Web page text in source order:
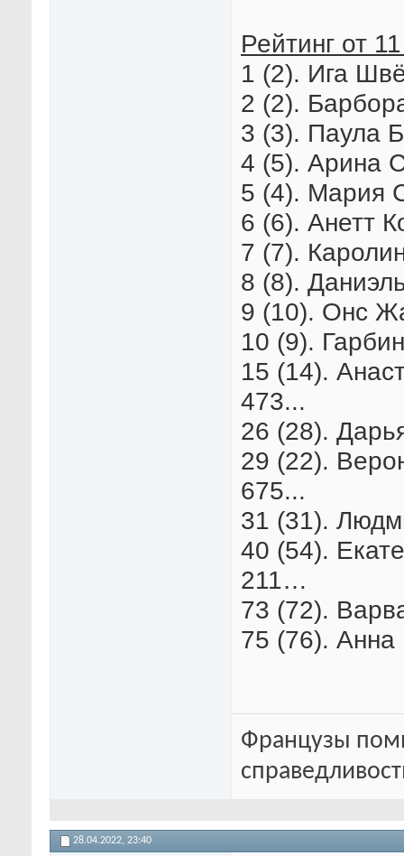
Рейтинг от
1 (2). Ига
2 (2).
3 (3). Паула
4 (5). Арина
5 (4). Мария
6 (6). Анетт
7 (7).
8 (8).
9 (10). Онс
10 (9).
15 (14).
473...
26 (28).
29 (22).
675...
31 (31).
40 (54).
211…
73 (72).
75 (76). Анна
Французы
28.04.2022, 23:40